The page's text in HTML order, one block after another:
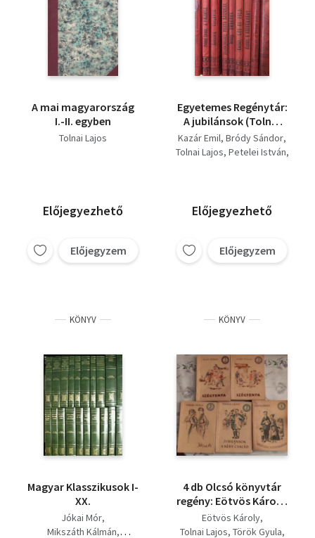
A mai magyarország
I.-II. egyben
Tolnai Lajos
Előjegyezhető
Előjegyzem
Egyetemes Regénytár:
A jubilánsok (Tolnai
Lajos), A fülemile
(Petelei István),
Emberek (Bródy
Sándor), Lég és föld
szivárvány (Kazár
Emil), A tartodi
Kazár Emil Bródy Sándor
Tolnai Lajos Petelei István
M.B. Crocker
Előjegyezhető
Előjegyzem
KÖNYV
Magyar Klasszikusok I-
XX.
Jókai Mór
Mikszáth Kálmán
KÖNYV
4 db Olcsó könyvtár
regény: Eötvös Károly:
Házassági
viszontagságok-
Eötvös Károly
Tolnai Lajos Török Gyula